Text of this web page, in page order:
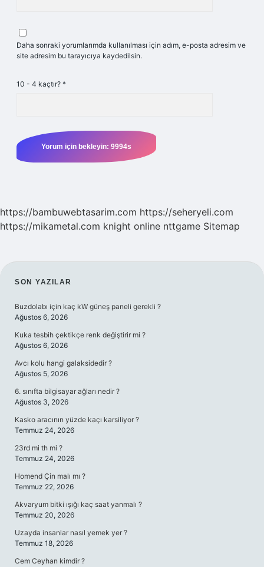
Daha sonraki yorumlarımda kullanılması için adım, e-posta adresim ve
site adresim bu tarayıcıya kaydedilsin.
10 - 4 kaçtır? *
https://bambuwebtasarim.com https://seheryeli.com
https://mikametal.com knight online nttgame Sitemap
SIDEBAR
SON YAZILAR
Buzdolabı için kaç kW güneş paneli gerekli ?
Ağustos 6, 2026
Kuka tesbih çektikçe renk değiştirir mi ?
Ağustos 6, 2026
Avcı kolu hangi galaksidedir ?
Ağustos 5, 2026
6. sınıfta bilgisayar ağları nedir ?
Ağustos 3, 2026
Kasko aracının yüzde kaçı karsiliyor ?
Temmuz 24, 2026
23rd mi th mi ?
Temmuz 24, 2026
Homend Çin malı mı ?
Temmuz 22, 2026
Akvaryum bitki ışığı kaç saat yanmalı ?
Temmuz 20, 2026
Uzayda insanlar nasıl yemek yer ?
Temmuz 18, 2026
Cem Ceyhan kimdir ?